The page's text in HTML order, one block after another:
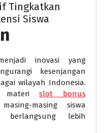
Tingkatkan
Siswa
inovasi yang
kesenjangan
wilayah Indonesia.
materislot bonus
masing siswa
berlangsung lebih